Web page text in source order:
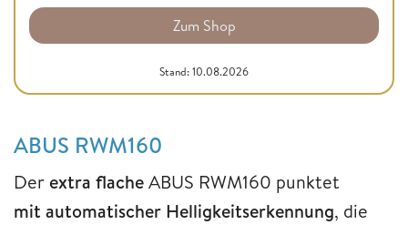
Zum Shop
Stand: 10.08.2026
ABUS RWM160
Der extra flacheABUS RWM160 punktet
mit automatischer Helligkeitserkennung, die